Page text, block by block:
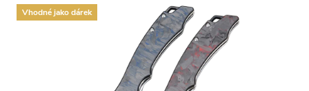
Vhodné jako dárek